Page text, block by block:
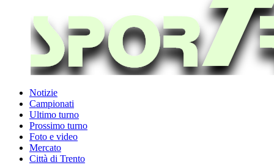
Notizie
Campionati
Ultimo turno
Prossimo turno
Foto e video
Mercato
Città di Trento